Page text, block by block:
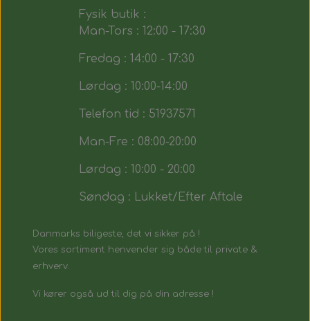
Fysik butik :
Man-Tors : 12:00 - 17:30
Fredag : 14:00 - 17:30
Lørdag : 10:00-14:00
Telefon tid : 51937571
Man-Fre : 08:00-20:00
Lørdag : 10:00 - 20:00
Søndag : Lukket/Efter Aftale
Danmarks biligeste, det vi sikker på !
Vores sortiment henvender sig både til private &
erhverv.
Vi kører også ud til dig på din adresse !